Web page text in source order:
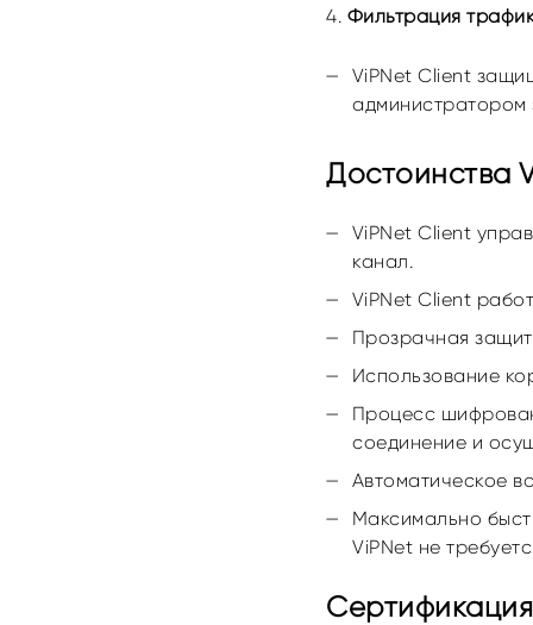
Фильтрация
ViPNet Client
Достоинства
ViPNet Client
канал.
ViPNet Client
Прозрачная
Использование
Процесс
соединение и
Автоматическое
Максимально
ViPNet не